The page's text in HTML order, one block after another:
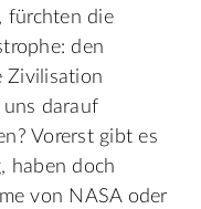
fürchten die
den
Zivilisation
darauf
Vorerst gibt es
haben doch
von NASA oder